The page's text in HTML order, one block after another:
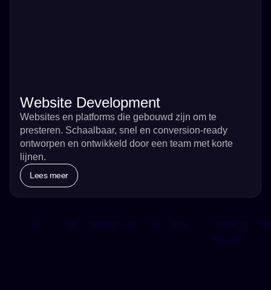
Website Development
Websites en platforms die gebouwd zijn om te
presteren. Schaalbaar, snel en conversion-ready
ontworpen en ontwikkeld door een team met korte
lijnen.
Lees meer
Next